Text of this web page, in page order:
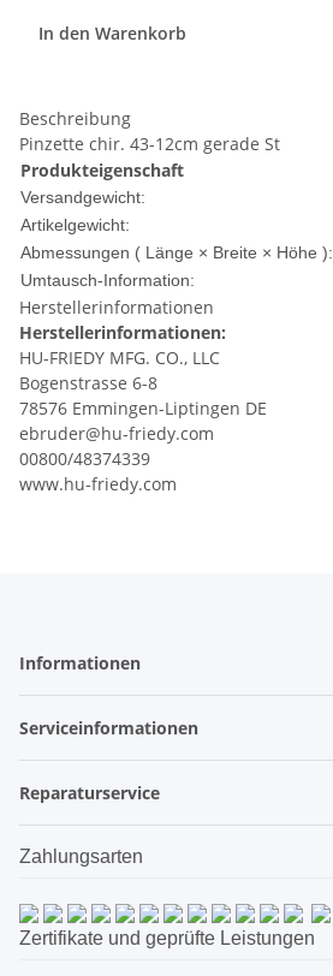
In den Warenkorb
Beschreibung
Pinzette chir. 43-12cm gerade St
Produkteigenschaft
Versandgewicht:
Artikelgewicht:
Abmessungen ( Länge × Breite × Höhe ):
Umtausch-Information:
Herstellerinformationen
Herstellerinformationen:
HU-FRIEDY MFG. CO., LLC
Bogenstrasse 6-8
78576 Emmingen-Liptingen DE
ebruder@hu-friedy.com
00800/48374339
www.hu-friedy.com
Informationen
Serviceinformationen
Reparaturservice
Zahlungsarten
Zertifikate und geprüfte Leistungen